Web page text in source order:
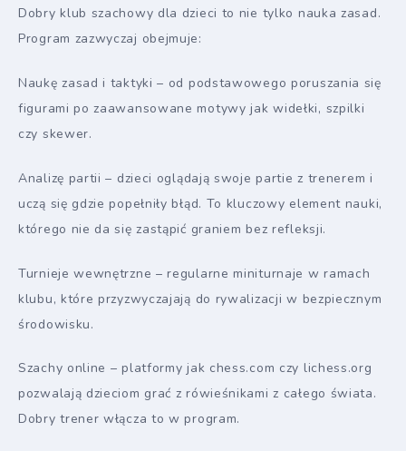
Dobry klub szachowy dla dzieci to nie tylko nauka zasad.
Program zazwyczaj obejmuje:
Naukę zasad i taktyki – od podstawowego poruszania się
figurami po zaawansowane motywy jak widełki, szpilki
czy skewer.
Analizę partii – dzieci oglądają swoje partie z trenerem i
uczą się gdzie popełniły błąd. To kluczowy element nauki,
którego nie da się zastąpić graniem bez refleksji.
Turnieje wewnętrzne – regularne miniturnaje w ramach
klubu, które przyzwyczajają do rywalizacji w bezpiecznym
środowisku.
Szachy online – platformy jak chess.com czy lichess.org
pozwalają dzieciom grać z rówieśnikami z całego świata.
Dobry trener włącza to w program.